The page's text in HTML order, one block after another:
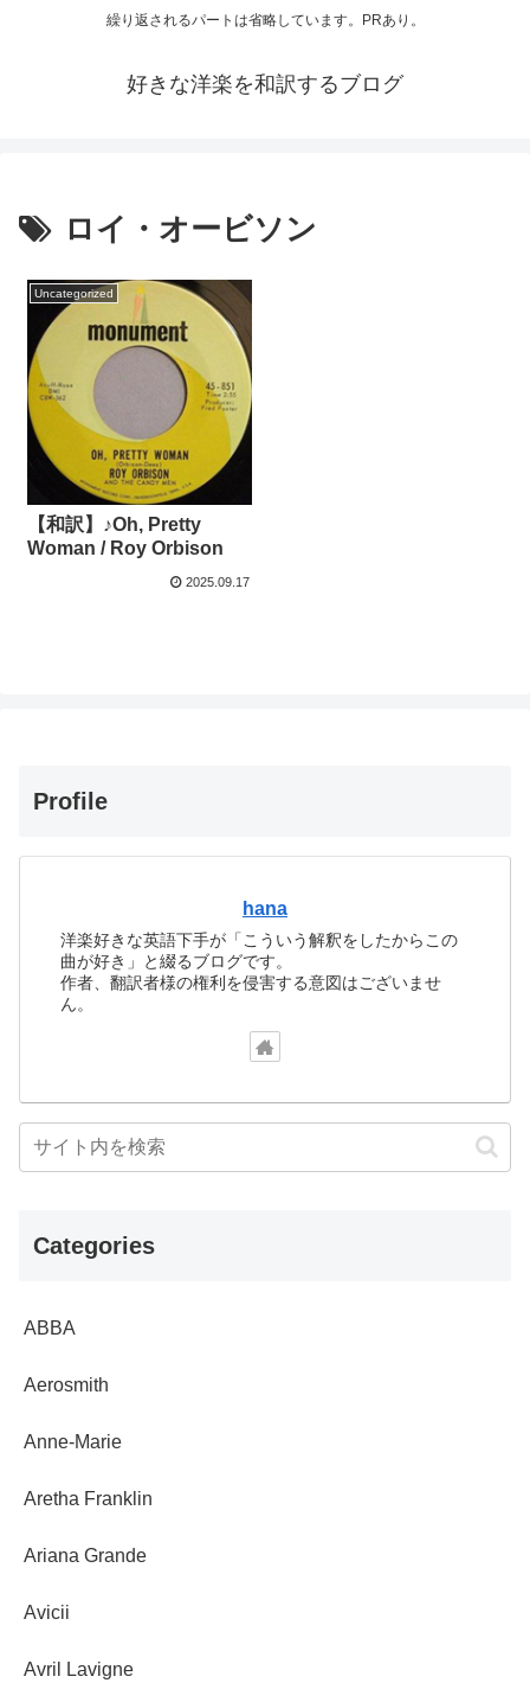
繰り返されるパートは省略しています。PRあり。
好きな洋楽を和訳するブログ
ロイ・オービソン
Uncategorized
【和訳】♪Oh, Pretty
Woman / Roy Orbison
2025.09.17
Profile
hana
洋楽好きな英語下手が「こういう解釈をしたからこの
曲が好き」と綴るブログです。
作者、翻訳者様の権利を侵害する意図はございませ
ん。
Categories
ABBA
Aerosmith
Anne-Marie
Aretha Franklin
Ariana Grande
Avicii
Avril Lavigne